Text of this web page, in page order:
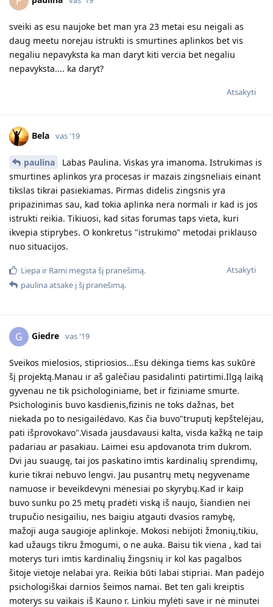
sveiki as esu naujoke bet man yra 23 metai esu neigali as
daug meetu norejau istrukti is smurtines aplinkos bet vis
negaliu nepavyksta ka man daryt kiti vercia bet negaliu
nepavyksta.... ka daryt?
Atsakyti
Bela vas '19
paulina
Labas Paulina. Viskas yra imanoma. Istrukimas is
smurtines aplinkos yra procesas ir mazais zingsneliais einant
tikslas tikrai pasiekiamas. Pirmas didelis zingsnis yra
pripazinimas sau, kad tokia aplinka nera normali ir kad is jos
istrukti reikia. Tikiuosi, kad sitas forumas taps vieta, kuri
ikvepia stiprybes. O konkretus "istrukimo" metodai priklauso
nuo situacijos.
Atsakyti
Liepa ir Rami mėgsta šį pranešimą.
paulinaatsakė į šį pranešimą.
G Giedre vas '19
Sveikos mielosios, stipriosios...Esu dėkinga tiems kas sukūrė
šį projektą.Manau ir aš galėčiau pasidalinti patirtimi.Ilgą laiką
gyvenau ne tik psichologiniame, bet ir fiziniame smurte.
Psichologinis buvo kasdienis,fizinis ne toks dažnas, bet
niekada po to nesigailėdavo. Kas čia buvo"truputį kepštelėjau,
pati išprovokavo".Visada jausdavausi kalta, visda kažką ne taip
padariau ar pasakiau. Laimei esu apdovanota trim dukrom.
Dvi jau suaugę, tai jos paskatino imtis kardinalių sprendimų,
kurie tikrai nebuvo lengvi. Jau pusantrų metų negyvename
namuose ir beveikdevyni mėnesiai po skyrybų.Kad ir kaip
buvo sunku po 25 metų pradėti viską iš naujo, šiandien nei
trupučio nesigailiu, nes baigiu atgauti dvasios ramybę,
mažoji auga saugioje aplinkoje. Mokosi nebijoti žmonių,tikiu,
kad užaugs tikru žmogumi, o ne auka. Baisu tik viena , kad tai
moterys turi imtis kardinalių žingsnių ir kol kas pagalbos
šitoje vietoje nelabai yra. Reikia būti labai stipriai. Man padėjo
psichologiškai darnios šeimos namai. Bet ten gali kreiptis
moterys su vaikais iš Kauno r. Linkiu mylėti save ir nė minutei